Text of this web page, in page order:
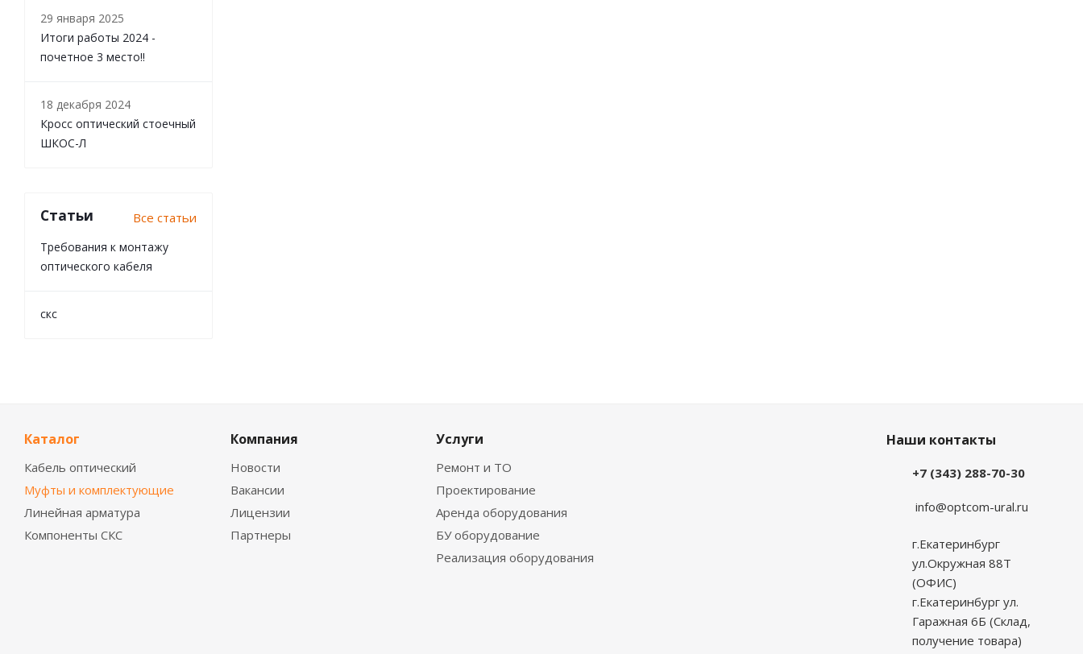
29 января 2025
Итоги работы 2024 -
почетное 3 место!!
18 декабря 2024
Кросс оптический стоечный
ШКОС-Л
Статьи Все статьи
Требования к монтажу
оптического кабеля
скс
Каталог
Кабель оптический
Муфты и комплектующие
Линейная арматура
Компоненты СКС
Компания
Новости
Вакансии
Лицензии
Партнеры
Услуги
Ремонт и ТО
Проектирование
Аренда оборудования
БУ оборудование
Реализация оборудования
Наши контакты
+7 (343) 288-70-30
info@optcom-ural.ru
г.Екатеринбург
ул.Окружная 88Т
(ОФИС)
г.Екатеринбург ул.
Гаражная 6Б (Склад,
получение товара)